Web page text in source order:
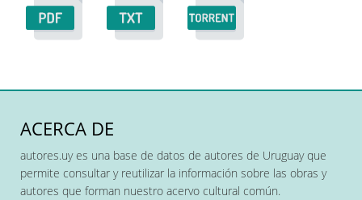
ACERCA DE
autores.uy es una base de datos de autores de Uruguay que
permite consultar y reutilizar la información sobre las obras y
autores que forman nuestro acervo cultural común.